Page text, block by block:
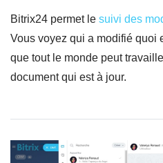
Bitrix24 permet le suivi des
Vous voyez qui a modifié quoi
que tout le monde peut
document qui est à jour.